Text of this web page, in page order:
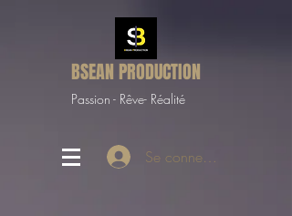
BSEAN PRODUCTION
Passion - Rêve- Réalité
Se connecter